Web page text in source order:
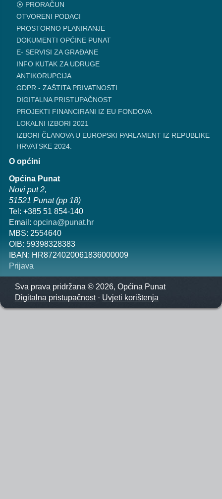
⦿ PRORAČUN
OTVORENI PODACI
PROSTORNO PLANIRANJE
DOKUMENTI OPĆINE PUNAT
E- SERVISI ZA GRAĐANE
INFO KUTAK ZA UDRUGE
ANTIKORUPCIJA
GDPR - ZAŠTITA PRIVATNOSTI
DIGITALNA PRISTUPAČNOST
PROJEKTI FINANCIRANI IZ EU FONDOVA
LOKALNI IZBORI 2021
IZBORI ČLANOVA U EUROPSKI PARLAMENT IZ REPUBLIKE
HRVATSKE 2024.
O općini
Općina Punat
Novi put 2,
51521 Punat (pp 18)
Tel: +385 51 854-140
Email: opcina@punat.hr
MBS: 2554640
OIB: 59398328383
IBAN: HR8724020061836000009
Prijava
Sva prava pridržana © 2026, Općina Punat
Digitalna pristupačnost· Uvjeti korištenja